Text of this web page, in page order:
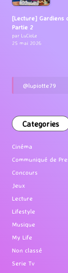
[Lecture] Gardiens
Partie 2
par LuCioLe
25 mai 2026
@lupiotte79
Categories
Cinéma
Communiqué de
Concours
Jeux
Lecture
Lifestyle
Musique
My Life
Non classé
Serie Tv